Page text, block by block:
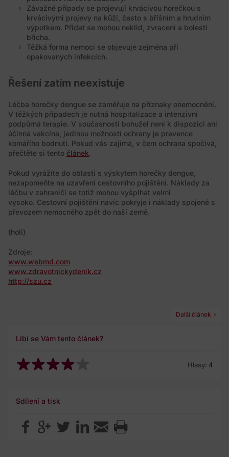
Závažné případy se projevují krvácivou horečkou s
krvácivými projevy na kůži, často s břišním a hrudním
výpotkem. Přidat se mohou neklid, zvracení a bolesti
břicha.
Těžká forma nemoci se objevuje zejména při
opakovaných infekcích.
Řešení zatím neexistuje
Léčba horečky dengue se zaměřuje na příznaky onemocnění.
V těžkých případech je nutná hospitalizace a intenzivní
podpůrná terapie. V současnosti bohužel není k dispozici ani
účinná vakcína, jedinou možností ochrany je prevence
komářího bodnutí. Pokud vás zajímá, v čem ochrana spočívá,
přečtěte si tento článek.
Pokud vyrážíte do oblasti s výskytem horečky dengue,
nezapomeňte na uzavření cestovního pojištění. Náklady za
léčbu v zahraničí se totiž mohou vyšplhat velmi
vysoko. Cestovní pojištění navíc pokryje i náklady spojené s
převozem nemocného zpět do naší země.
(holi)
Zdroje:
www.webmd.com
www.zdravotnickydenik.cz
http://szu.cz
Další článek
Líbí se Vám tento článek?
Hlasy: 4
Sdílení a tisk